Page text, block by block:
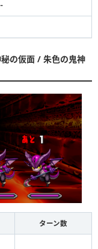
ル
ルミエル
カオスデビルドラゴン
メット
トコクーン
前アンリ
クロンデビルドラゴン
シヴァ
鬼
ァ
の仮面 / 朱色の鬼神
ターン数